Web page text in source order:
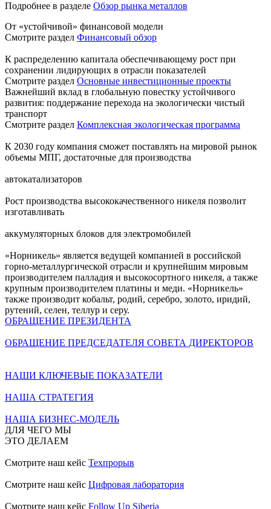
Подробнее в разделе Обзор рынка металлов
От «устойчивой» финансовой модели
Смотрите раздел Финансовый обзор
К распределению капитала обеспечивающему рост при
сохранении лидирующих в отрасли показателей
Смотрите раздел Основные инвестиционные проекты
Важнейший вклад в глобальную повестку устойчивого
развития: поддержание перехода на экологически чистый
транспорт
Смотрите раздел Комплексная экологическая программа
К 2030 году компания сможет поставлять на мировой рынок
объемы МПГ, достаточные для производства
автокатализаторов
Рост производства высококачественного никеля позволит
изготавливать
аккумуляторных блоков для электромобилей
«Норникель» является ведущей компанией в российской
горно-металлургической отрасли и крупнейшим мировым
производителем палладия и высокосортного никеля, а также
крупным производителем платины и меди. «Норникель»
также производит кобальт, родий, серебро, золото, иридий,
рутений, селен, теллур и серу.
ОБРАЩЕНИЕ ПРЕЗИДЕНТА
ОБРАЩЕНИЕ ПРЕДСЕДАТЕЛЯ СОВЕТА ДИРЕКТОРОВ
НАШИ КЛЮЧЕВЫЕ ПОКАЗАТЕЛИ
НАША СТРАТЕГИЯ
НАША БИЗНЕС-МОДЕЛЬ
ДЛЯ ЧЕГО МЫ
ЭТО ДЕЛАЕМ
Смотрите наш кейс Техпрорыв
Смотрите наш кейс Цифровая лаборатория
Смотрите наш кейс Follow Up Siberia